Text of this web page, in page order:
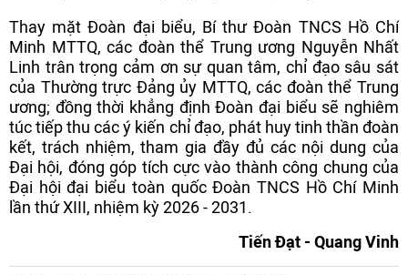
Thay mặt Đoàn đại biểu, Bí thư Đoàn TNCS Hồ Chí
Minh MTTQ, các đoàn thể Trung ương Nguyễn Nhất
Linh trân trọng cảm ơn sự quan tâm, chỉ đạo sâu sát
của Thường trực Đảng ủy MTTQ, các đoàn thể Trung
ương; đồng thời khẳng định Đoàn đại biểu sẽ nghiêm
túc tiếp thu các ý kiến chỉ đạo, phát huy tinh thần đoàn
kết, trách nhiệm, tham gia đầy đủ các nội dung của
Đại hội, đóng góp tích cực vào thành công chung của
Đại hội đại biểu toàn quốc Đoàn TNCS Hồ Chí Minh
lần thứ XIII, nhiệm kỳ 2026 - 2031.
Tiến Đạt - Quang Vinh